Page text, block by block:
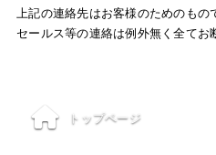
上記の連絡先はお客様のためのもの
セールス等の連絡は例外無く全てお
トップページ